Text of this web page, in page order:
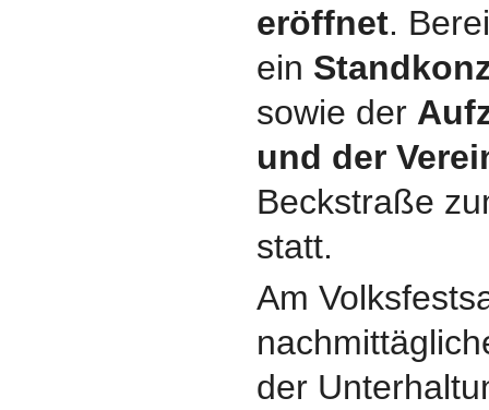
eröffnet.
ein
sowie der
und der
Beckstraße
statt.
Am
der